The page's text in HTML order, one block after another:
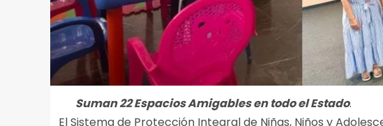
Suman 22 Espacios Amigables en todo el Estado.
El Sistema de Protección Integral de Niñas, Niños y